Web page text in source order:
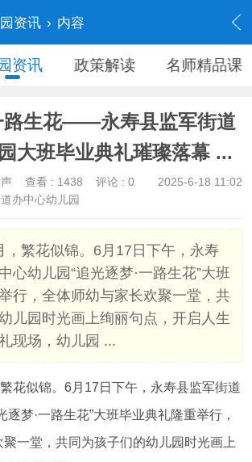
资讯 › 内容
资讯 政策解读 名师精品课
路生花——永寿县监军街道
大班毕业典礼璀璨落幕 ...
2025-6-18 11:02
查看 : 1438
评论 : 0
办中心幼儿园
，繁花似锦。6月17日下午，永寿
心幼儿园“追光逐梦·一路生花”大班
行，全体师幼与家长欢聚一堂，共
儿园时光画上绚丽句点，开启人生
现场，幼儿园 ...
花似锦。6月17日下午，永寿县监军街道
逐梦·一路生花”大班毕业典礼隆重举行，
一堂，共同为孩子们的幼儿园时光画上